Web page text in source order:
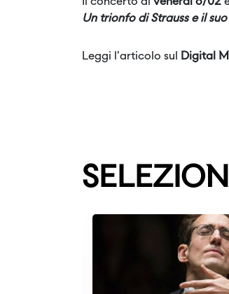
Un trionfo di Strauss e il
Leggi l'articolo sul Digital